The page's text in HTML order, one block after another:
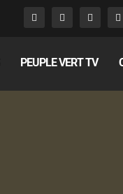
PEUPLE VERT TV